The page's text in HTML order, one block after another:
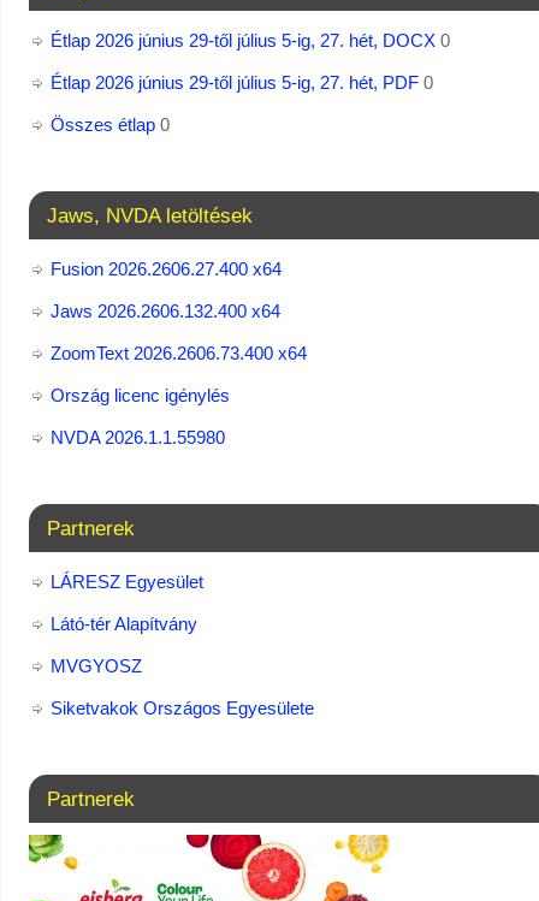
Étlap 2026 június 29-től július 5-ig, 27. hét, DOCX0
Étlap 2026 június 29-től július 5-ig, 27. hét, PDF0
Összes étlap0
Jaws, NVDA letöltések
Fusion 2026.2606.27.400 x64
Jaws 2026.2606.132.400 x64
ZoomText 2026.2606.73.400​ x64
Ország licenc igénylés
NVDA 2026.1.1.55980
Partnerek
LÁRESZ Egyesület
Látó-tér Alapítvány
MVGYOSZ
Siketvakok Országos Egyesülete
Partnerek